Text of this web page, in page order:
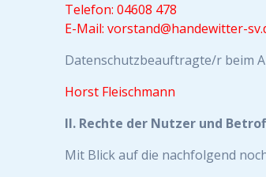
Telefon: 04608 478
E-Mail: vorstand@handewitter-
Datenschutzbeauftragte/r beim
Horst Fleischmann
II. Rechte der Nutzer und
Mit Blick auf die nachfolgend